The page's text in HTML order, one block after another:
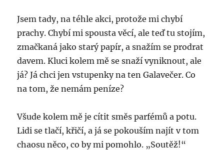
Jsem tady, na téhle akci, protože mi chybí
prachy. Chybí mi spousta věcí, ale teď tu stojím,
zmačkaná jako starý papír, a snažím se prodrat
davem. Kluci kolem mě se snaží vyniknout, ale
já? Já chci jen vstupenky na ten Galavečer. Co
na tom, že nemám peníze?
Všude kolem mě je cítit směs parfémů a potu.
Lidi se tlačí, křičí, a já se pokouším najít v tom
chaosu něco, co by mi pomohlo. „Soutěž!“